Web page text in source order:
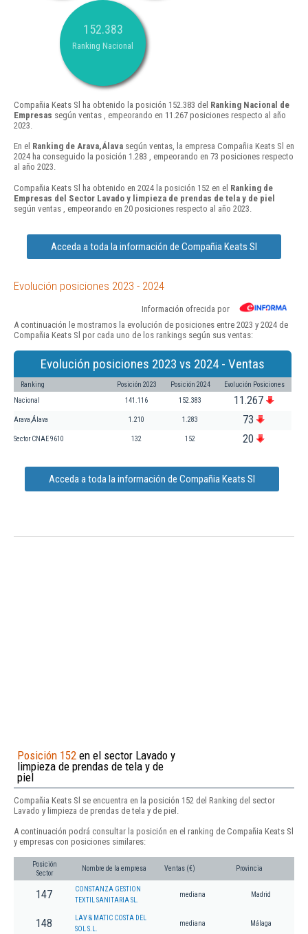
152.383
Ranking Nacional
Compañia Keats Sl ha obtenido la posición 152.383 del Ranking Nacional de
Empresas según ventas , empeorando en 11.267 posiciones respecto al año
2023.
En el Ranking de Arava,Álava según ventas, la empresa Compañia Keats Sl en
2024 ha conseguido la posición 1.283 , empeorando en 73 posiciones respecto
al año 2023.
Compañia Keats Sl ha obtenido en 2024 la posición 152 en el Ranking de
Empresas del Sector Lavado y limpieza de prendas de tela y de piel
según ventas , empeorando en 20 posiciones respecto al año 2023.
Acceda a toda la información de Compañia Keats Sl
Evolución posiciones 2023 - 2024
Información ofrecida por
A continuación le mostramos la evolución de posiciones entre 2023 y 2024 de
Compañia Keats Sl por cada uno de los rankings según sus ventas:
Evolución posiciones 2023 vs 2024 - Ventas
Ranking Posición 2023 Posición 2024 Evolución Posiciones
Nacional 141.116 152.383 11.267
Arava,Álava 1.210 1.283 73
Sector CNAE 9610 132 152 20
Acceda a toda la información de Compañia Keats Sl
Posición 152 en el sector Lavado y
limpieza de prendas de tela y de
piel
Compañia Keats Sl se encuentra en la posición 152 del Ranking del sector
Lavado y limpieza de prendas de tela y de piel.
A continuación podrá consultar la posición en el ranking de Compañia Keats Sl
y empresas con posiciones similares:
Posición
Sector
Nombre de la empresa Ventas (€) Provincia
147
CONSTANZA GESTION
TEXTIL SANITARIA SL.
mediana Madrid
148
LAV & MATIC COSTA DEL
SOL S.L.
mediana Málaga